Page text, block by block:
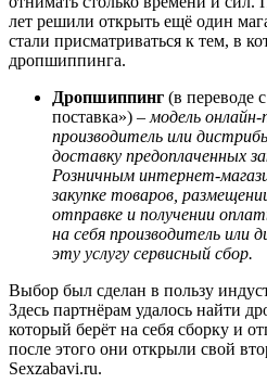
лет решили открыть ещё один
стали присматриваться к тем, в
дропшиппинга.
Дропшиппинг (в переводе
поставка») – модель
производитель или
доставку предоплаченных
Розничным интернет-
закупке товаров,
отправке и получении
на себя производитель или
эту услугу сервисный сбор.
Выбор был сделан в пользу
Здесь партнёрам удалось найти
который берёт на себя сборку и
после этого они открыли свой
Sexzabavi.ru.